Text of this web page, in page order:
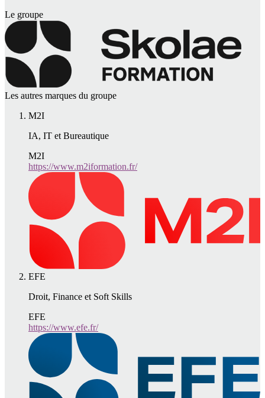
Le groupe
Les autres marques du groupe
M2I
IA, IT et Bureautique
M2I
https://www.m2iformation.fr/
EFE
Droit, Finance et Soft Skills
EFE
https://www.efe.fr/